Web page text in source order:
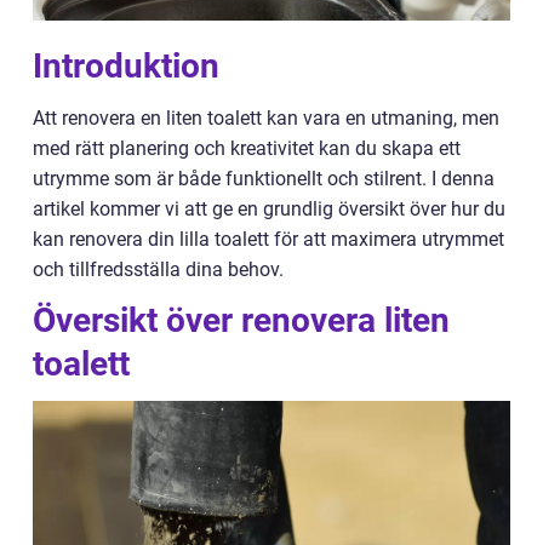
Introduktion
Att renovera en liten toalett kan vara en utmaning, men
med rätt planering och kreativitet kan du skapa ett
utrymme som är både funktionellt och stilrent. I denna
artikel kommer vi att ge en grundlig översikt över hur du
kan renovera din lilla toalett för att maximera utrymmet
och tillfredsställa dina behov.
Översikt över renovera liten
toalett